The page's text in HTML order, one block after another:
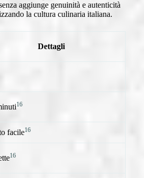
aggiunge genuinità e autenticità
la cultura culinaria italiana.
Dettagli
16
facile16
16